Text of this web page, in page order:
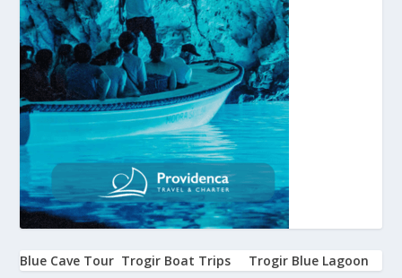
Blue Cave Tour Trogir Boat Trips Trogir Blue Lagoon